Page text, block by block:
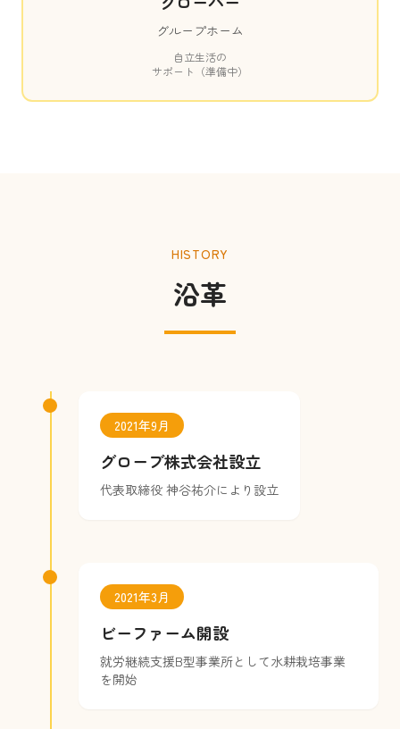
グループホーム
自立生活の
サポート（準備中）
HISTORY
沿革
2021年9月
グローブ株式会社設立
代表取締役 神谷祐介により設立
2021年3月
ビーファーム開設
就労継続支援B型事業所として水耕栽培事業
を開始